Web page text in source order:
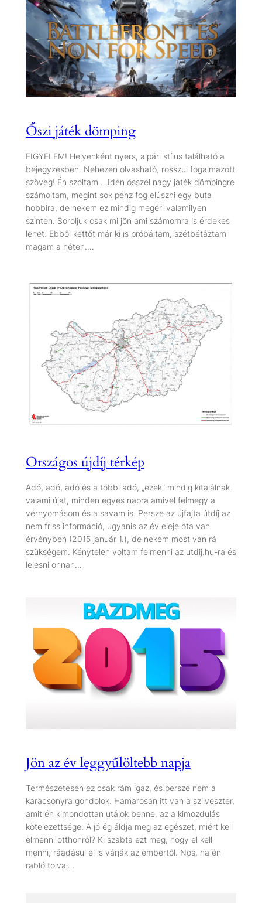
Őszi játék dömping
FIGYELEM! Helyenként nyers, alpári stílus található a
bejegyzésben. Nehezen olvasható, rosszul fogalmazott
szöveg! Én szóltam… Idén ősszel nagy játék dömpingre
számoltam, megint sok pénz fog elúszni egy buta
hobbira, de nekem ez mindig megéri valamilyen
szinten. Soroljuk csak mi jön ami számomra is érdekes
lehet: Ebből kettőt már ki is próbáltam, szétbétáztam
magam a héten.…
Országos újdíj térkép
Adó, adó, adó és a többi adó, „ezek” mindig kitalálnak
valami újat, minden egyes napra amivel felmegy a
vérnyomásom és a savam is. Persze az újfajta útdíj az
nem friss információ, ugyanis az év eleje óta van
érvényben (2015 január 1.), de nekem most van rá
szükségem. Kénytelen voltam felmenni az utdij.hu-ra és
lelesni onnan…
Jön az év leggyűlöltebb napja
Természetesen ez csak rám igaz, és persze nem a
karácsonyra gondolok. Hamarosan itt van a szilveszter,
amit én kimondottan utálok benne, az a kimozdulás
kötelezettsége. A jó ég áldja meg az egészet, miért kell
elmenni otthonról? Ki szabta ezt meg, hogy el kell
menni, ráadásul el is várják az embertől. Nos, ha én
rabló tolvaj…